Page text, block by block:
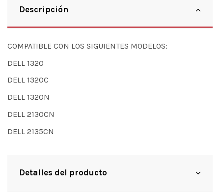
Descripción
COMPATIBLE CON LOS SIGUIENTES MODELOS:
DELL 1320
DELL 1320C
DELL 1320N
DELL 2130CN
DELL 2135CN
Detalles del producto